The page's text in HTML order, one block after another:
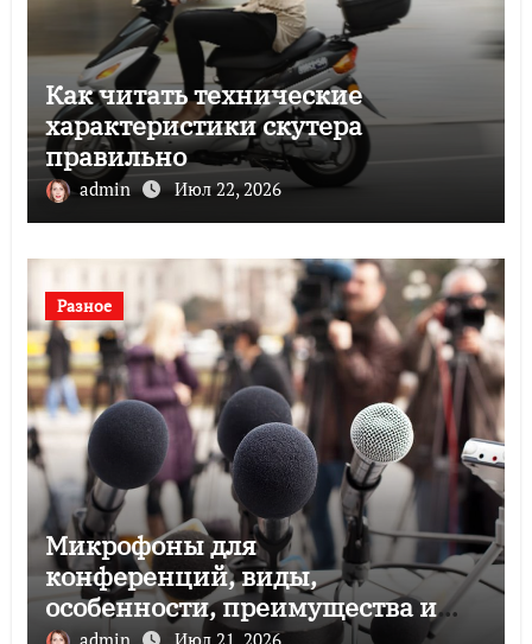
Как читать технические
характеристики скутера
правильно
admin Июл 22, 2026
Разное
Микрофоны для
конференций, виды,
особенности, преимущества и